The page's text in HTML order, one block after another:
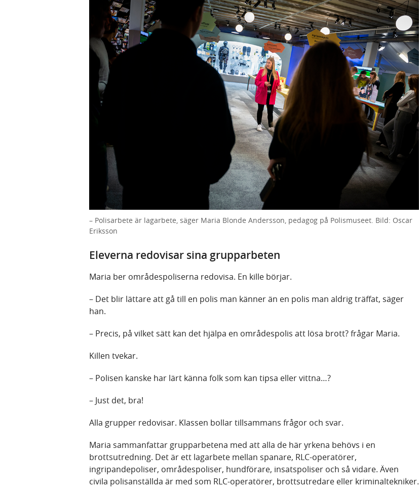
– Polisarbete är lagarbete, säger Maria Blonde Andersson, pedagog på Polismuseet. Bild: Oscar
Eriksson
Eleverna redovisar sina grupparbeten
Maria ber områdespoliserna redovisa. En kille börjar.
– Det blir lättare att gå till en polis man känner än en polis man aldrig träffat, säger
han.
– Precis, på vilket sätt kan det hjälpa en områdespolis att lösa brott? frågar Maria.
Killen tvekar.
– Polisen kanske har lärt känna folk som kan tipsa eller vittna…?
– Just det, bra!
Alla grupper redovisar. Klassen bollar tillsammans frågor och svar.
Maria sammanfattar grupparbetena med att alla de här yrkena behövs i en
brottsutredning. Det är ett lagarbete mellan spanare, RLC-operatörer,
ingripandepoliser, områdespoliser, hundförare, insatspoliser och så vidare. Även
civila polisanställda är med som RLC-operatörer, brottsutredare eller kriminaltekniker.